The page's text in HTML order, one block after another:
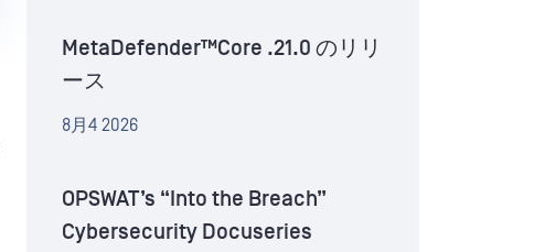
MetaDefender™Core .21.0 のリリ
ース
8月4 2026
OPSWAT’s “Into the Breach”
Cybersecurity Docuseries